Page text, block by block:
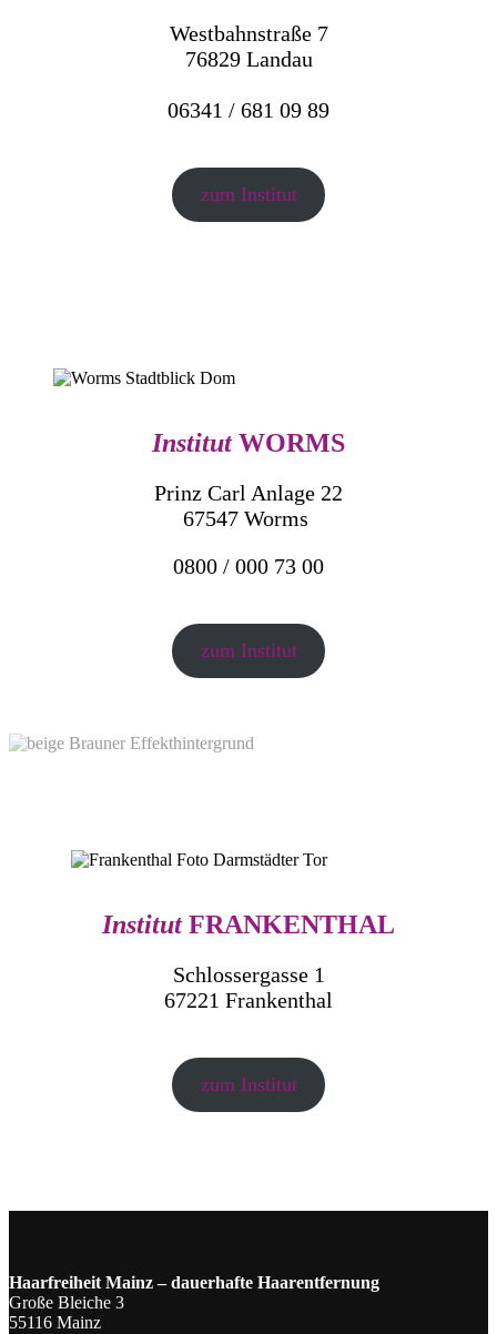
Westbahnstraße 7
76829 Landau
06341 / 681 09 89
zum Institut
Institut WORMS
Prinz Carl Anlage 22
67547 Worms
0800 / 000 73 00
zum Institut
Institut FRANKENTHAL
Schlossergasse 1
67221 Frankenthal
zum Institut
Haarfreiheit Mainz – dauerhafte Haarentfernung
Große Bleiche 3
55116 Mainz